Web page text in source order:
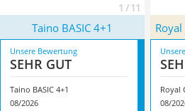
1 / 11
Taino BASIC 4+1
Unsere Bewertung
SEHR GUT
Taino BASIC 4+1
08/2026
Royal
08/